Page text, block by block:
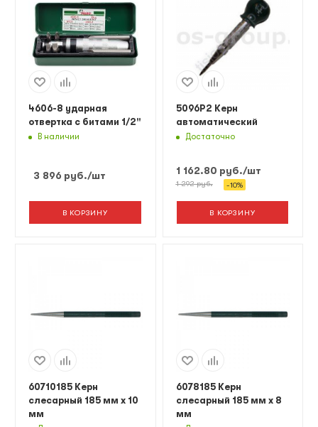
4606-8 ударная
отвертка с битами 1/2"
В наличии
3 896 руб./шт
В КОРЗИНУ
5096P2 Керн
автоматический
Достаточно
1 162.80 руб./шт
1 292руб. -10%
В КОРЗИНУ
60710185 Керн
слесарный 185 мм х 10
мм
6078185 Керн
слесарный 185 мм х 8
мм